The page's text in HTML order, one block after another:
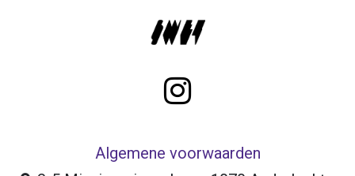
Algemene voorwaarden